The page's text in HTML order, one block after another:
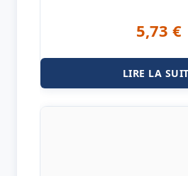
5,73 €
LIRE LA